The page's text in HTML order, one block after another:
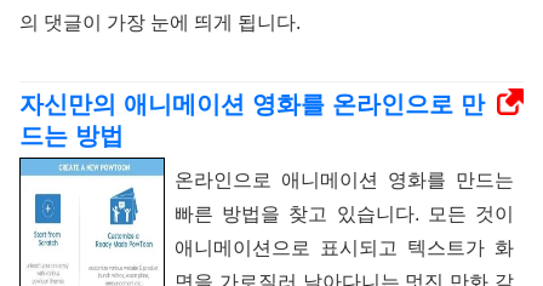
의 댓글이 가장 눈에 띄게 됩니다.
자신만의 애니메이션 영화를 온라인으로 만
드는 방법
온라인으로 애니메이션 영화를 만드는
빠른 방법을 찾고 있습니다. 모든 것이
애니메이션으로 표시되고 텍스트가 화
면을 가로질러 날아다니는 멋진 만화 같